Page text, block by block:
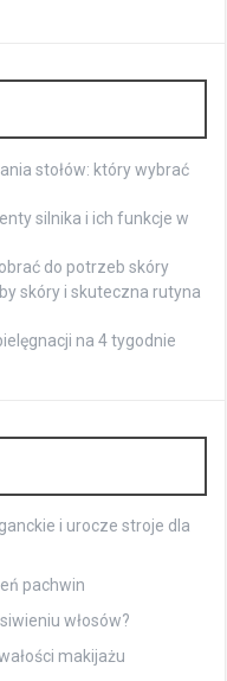
stołów: który wybrać
silnika i ich funkcje w
do potrzeb skóry
skóry i skuteczna rutyna
na 4 tygodnie
i urocze stroje dla
pachwin
włosów?
makijażu